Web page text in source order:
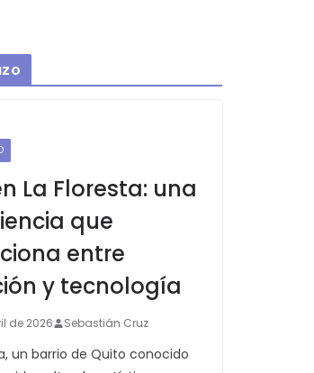
La Floresta: una
que
entre
y tecnología
de 2026 Sebastián Cruz
un barrio de Quito conocido